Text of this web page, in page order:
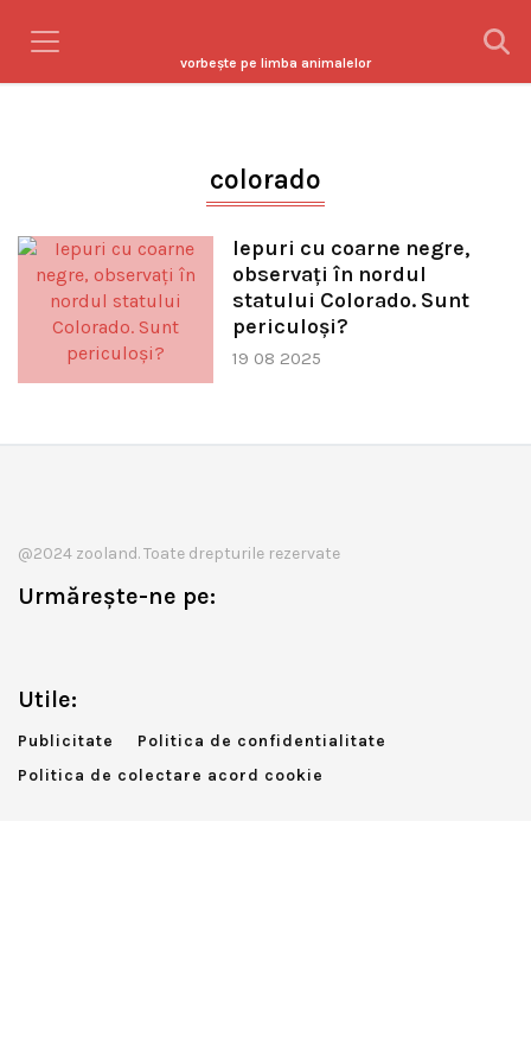
vorbeşte pe limba animalelor
colorado
Iepuri cu coarne negre,
observați în nordul
statului Colorado. Sunt
periculoși?
19 08 2025
@2024 zooland. Toate drepturile rezervate
Urmărește-ne pe:
Utile:
Publicitate
Politica de confidentialitate
Politica de colectare acord cookie